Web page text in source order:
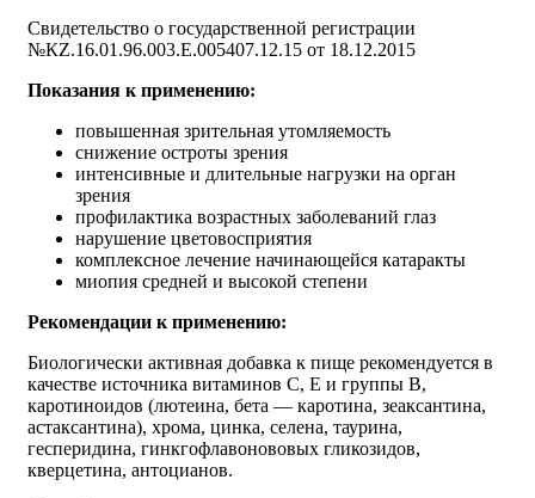
Свидетельство о государственной регистрации
№КZ.16.01.96.003.Е.005407.12.15 от 18.12.2015
Показания к применению:
повышенная зрительная утомляемость
снижение остроты зрения
интенсивные и длительные нагрузки на орган
зрения
профилактика возрастных заболеваний глаз
нарушение цветовосприятия
комплексное лечение начинающейся катаракты
миопия средней и высокой степени
Рекомендации к применению:
Биологически активная добавка к пище рекомендуется в
качестве источника витаминов С, Е и группы В,
каротиноидов (лютеина, бета — каротина, зеаксантина,
астаксантина), хрома, цинка, селена, таурина,
гесперидина, гинкгофлавонововых гликозидов,
кверцетина, антоцианов.